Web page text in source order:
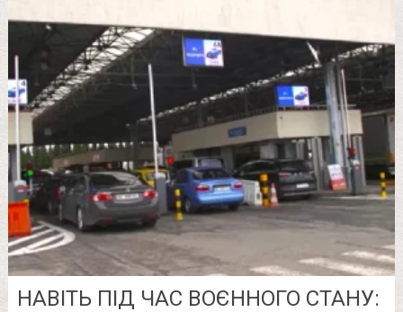
НАВІТЬ ПІД ЧАС ВОЄННОГО СТАНУ: